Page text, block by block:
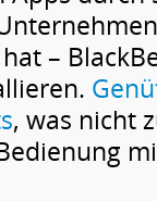
–
, was nicht